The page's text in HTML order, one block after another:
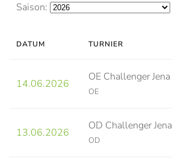
Saison:
DATUM TURNIER
14.06.2026
OE Challenger Jena
OE
13.06.2026
OD Challenger Jena
OD